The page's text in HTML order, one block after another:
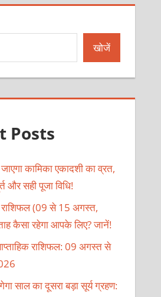
खोजें
Posts
कामिका एकादशी का व्रत,
और सही पूजा विधि!
राशिफल (09 से 15 अगस्त,
कैसा रहेगा आपके लिए? जानें!
राशिफल: 09 अगस्त से
साल का दूसरा बड़ा सूर्य ग्रहण: